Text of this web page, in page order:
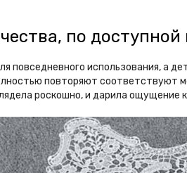
по доступной
повседневного использования, а
повторяют
роскошно, и дарила ощущение